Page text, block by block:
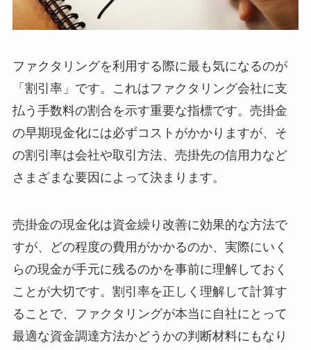
ファクタリングを利用する際に最も気になるのが
「割引率」です。これはファクタリング会社に支
払う手数料の割合を示す重要な指標です。売掛金
の早期現金化には必ずコストがかかりますが、そ
の割引率は会社や取引方法、売掛先の信用力など
さまざまな要因によって決まります。
売掛金の現金化は資金繰り改善に効果的な方法で
すが、どの程度の費用がかかるのか、実際にいく
らの現金が手元に残るのかを事前に理解しておく
ことが大切です。割引率を正しく理解して計算す
ることで、ファクタリングが本当に自社にとって
最適な資金調達方法かどうかの判断材料にもなり